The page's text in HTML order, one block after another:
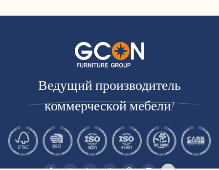
кабелей | CIS-25-L - GCON
Ведущий производитель
коммерческой мебели!